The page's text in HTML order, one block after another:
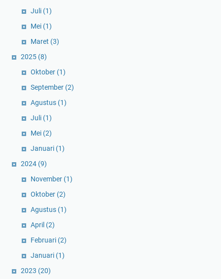
Juli (1)
Mei (1)
Maret (3)
2025 (8)
Oktober (1)
September (2)
Agustus (1)
Juli (1)
Mei (2)
Januari (1)
2024 (9)
November (1)
Oktober (2)
Agustus (1)
April (2)
Februari (2)
Januari (1)
2023 (20)